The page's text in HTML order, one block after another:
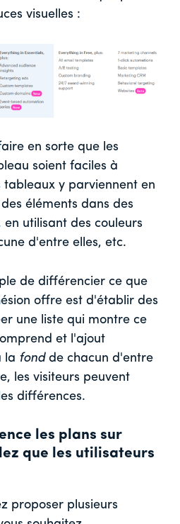
visuelles :
en sorte que les
soient faciles à
y parviennent en
éléments dans des
utilisant des couleurs
d'entre elles, etc.
de différencier ce que
offre est d'établir des
une liste qui montre ce
et l'ajout
la fondde chacun d'entre
les visiteurs peuvent
différences.
les plans sur
que les utilisateurs
proposer plusieurs